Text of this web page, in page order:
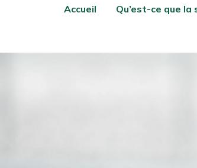
Accueil Qu’est-ce que la